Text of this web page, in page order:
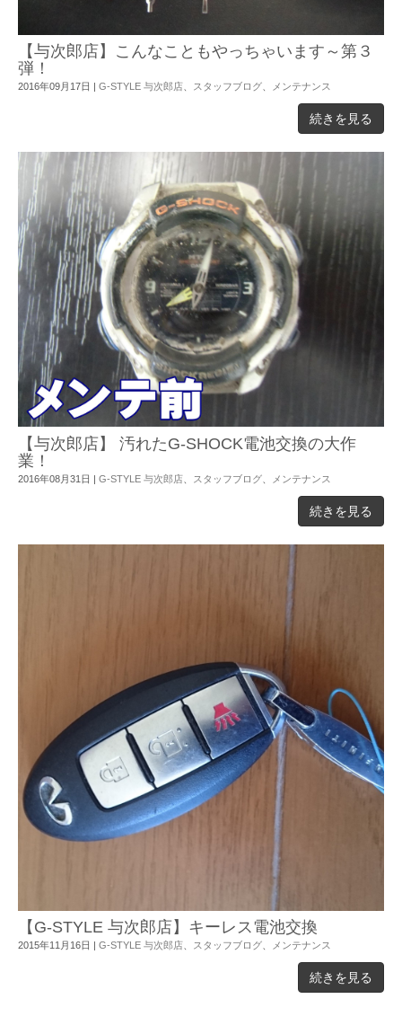
【与次郎店】こんなこともやっちゃいます～第３
弾！
2016年09月17日 | G-STYLE 与次郎店 スタッフブログ メンテナンス
続きを見る
【与次郎店】 汚れたG-SHOCK電池交換の大作
業！
2016年08月31日 | G-STYLE 与次郎店 スタッフブログ メンテナンス
続きを見る
【G-STYLE 与次郎店】キーレス電池交換
2015年11月16日 | G-STYLE 与次郎店 スタッフブログ メンテナンス
続きを見る